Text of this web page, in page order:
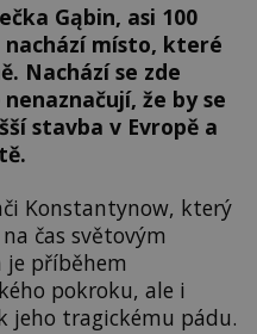
Gąbin, asi 100
místo, které
Nachází se zde
že by se
stavba v Evropě a
Konstantynow, který
čas světovým
je příběhem
pokroku, ale i
jeho tragickému pádu.